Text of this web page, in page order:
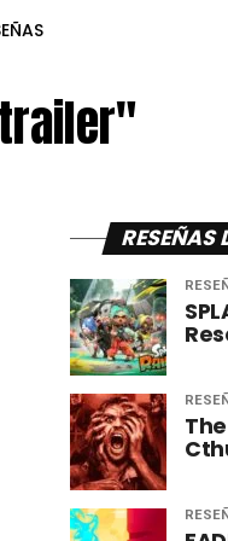
RESEÑAS